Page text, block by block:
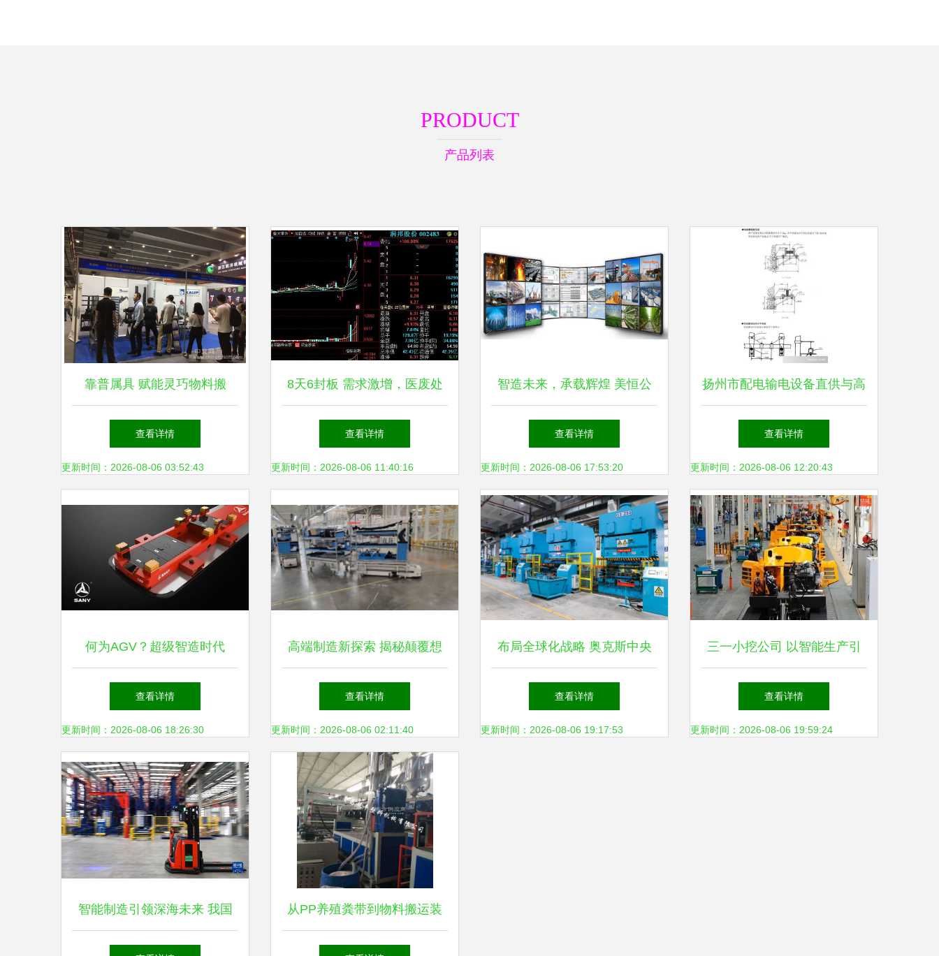
PRODUCT
产品列表
靠普属具 赋能灵巧物料搬
运，引领装备制造新范式
查看详情
更新时间：2026-08-06 03:52:43
8天6封板 需求激增，医废处
理概念龙头呼之欲出 物料搬
运装备制造跨界领跑
查看详情
更新时间：2026-08-06 11:40:16
智造未来，承载辉煌 美恒公
司携创新物料搬运解决方案亮
相第十四届中国软交会
查看详情
更新时间：2026-08-06 17:53:20
扬州市配电输电设备直供与高
低压母线槽批发价格解析
查看详情
更新时间：2026-08-06 12:20:43
何为AGV？超级智造时代
的“配送员”——物料搬运装备
制造新纪元
查看详情
更新时间：2026-08-06 18:26:30
高端制造新探索 揭秘颠覆想
象的超级工厂与物料搬运装备
智造革命
查看详情
更新时间：2026-08-06 02:11:40
布局全球化战略 奥克斯中央
空调以智能化升级引领物料搬
运装备制造新篇章
查看详情
更新时间：2026-08-06 19:17:53
三一小挖公司 以智能生产引
领物料搬运装备制造新纪元
查看详情
更新时间：2026-08-06 19:59:24
智能制造引领深海未来 我国
首个海洋油气装备基地投产，
从PP养殖粪带到物料搬运装
备 超丰制造在专用生产线设